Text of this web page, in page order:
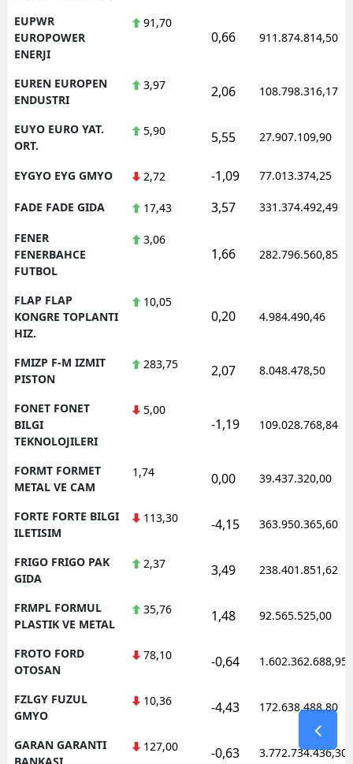
EUPWR
EUROPOWER
ENERJI
91,70
0,66 911.874.814,50
EUREN EUROPEN
ENDUSTRI
3,97 2,06 108.798.316,17
EUYO EURO YAT.
ORT.
5,90 5,55 27.907.109,90
EYGYO EYG GMYO 2,72 -1,09 77.013.374,25
FADE FADE GIDA 17,43 3,57 331.374.492,49
FENER
FENERBAHCE
FUTBOL
3,06
1,66 282.796.560,85
FLAP FLAP
KONGRE TOPLANTI
HIZ.
10,05
0,20 4.984.490,46
FMIZP F-M IZMIT
PISTON
283,75 2,07 8.048.478,50
FONET FONET
BILGI
TEKNOLOJILERI
5,00
-1,19 109.028.768,84
FORMT FORMET
METAL VE CAM
1,74 0,00 39.437.320,00
FORTE FORTE BILGI
ILETISIM
113,30 -4,15 363.950.365,60
FRIGO FRIGO PAK
GIDA
2,37 3,49 238.401.851,62
FRMPL FORMUL
PLASTIK VE METAL
35,76 1,48 92.565.525,00
FROTO FORD
OTOSAN
78,10 -0,64 1.602.362.688,95
FZLGY FUZUL
GMYO
10,36 -4,43 172.638.488,80
GARAN GARANTI
BANKASI
127,00 -0,63 3.772.734.436,30